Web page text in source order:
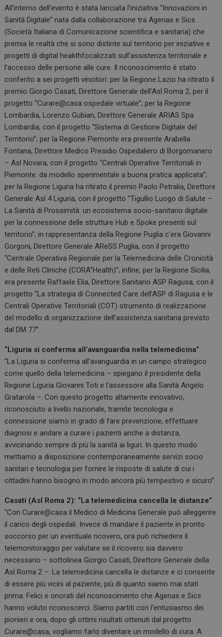
All’interno dell’evento è stata lanciata l’iniziativa “Innovazioni in
Sanità Digitale” nata dalla collaborazione tra Agenas e Sics
(Società Italiana di Comunicazione scientifica e sanitaria) che
premia le realtà che si sono distinte sul territorio per iniziative e
progetti di digital heakthfocalizzati sull’assistenza territoriale e
l’accesso delle persone alle cure. Il riconoscimento è stato
conferito a sei progetti vincitori: per la Regione Lazio ha ritirato il
premio Giorgio Casati, Direttore Generale dell’Asl Roma 2, per il
progetto “Curare@casa ospedale virtuale”; per la Regione
Lombardia, Lorenzo Gubian, Direttore Generale ARIAS Spa
Lombardia, con il progetto “Sistema di Gestione Digitale del
Territorio”; per la Regione Piemonte era presente Arabella
Fontana, Direttore Medico Presidio Ospedaliero di Borgomanero
– Asl Novara, con il progetto “Centrali Operative Territoriali in
Piemonte: da modello sperimentale a buona pratica applicata”;
per la Regione Liguria ha ritirato il premio Paolo Petralia, Direttore
Generale Asl 4 Liguria, con il progetto “Tigullio Luogo di Salute –
La Sanità di Prossimità: un ecosistema socio-sanitario digitale
per la connessione delle strutture Hub e Spoke presenti sul
territorio”; in rappresentanza della Regione Puglia c’era Giovanni
Gorgoni, Direttore Generale AReSS Puglia, con il progetto
“Centrale Operativa Regionale per la Telemedicina delle Cronicità
e delle Reti Cliniche (CORÄ“Health)”; infine, per la Regione Sicilia,
era presente Raffaele Elia, Direttore Sanitario ASP Ragusa, con il
progetto “La strategia di Connected Care dell’ASP di Ragusa e le
Centrali Operative Territoriali (COT) strumento di realizzazione
del modello di organizzazione dell’assistenza sanitaria previsto
dal DM 77”.
“Liguria si conferma all’avanguardia nella telemedicina”
“La Liguria si conferma all’avanguardia in un campo strategico
come quello della telemedicina – spiegano il presidente della
Regione Liguria Giovanni Toti e l’assessore alla Sanità Angelo
Gratarola –. Con questo progetto altamente innovativo,
riconosciuto a livello nazionale, tramite tecnologia e
connessione siamo in grado di fare prevenzione, effettuare
diagnosi e andare a curare i pazienti anche a distanza,
avvicinando sempre di più la sanità ai liguri. In questo modo
mettiamo a disposizione contemporaneamente servizi socio
sanitari e tecnologia per fornire le risposte di salute di cui i
cittadini hanno bisogno in modo ancora più tempestivo e sicuro”.
Casati (Asl Roma 2): “La telemedicina cancella le distanze”
“Con Curare@casa il Medico di Medicina Generale può alleggerire
il carico degli ospedali. Invece di mandare il paziente in pronto
soccorso per un eventuale ricovero, ora può richiedere il
telemonitoraggio per valutare se il ricovero sia davvero
necessario – sottolinea Giorgio Casati, Direttore Generale della
Asl Roma 2 –. La telemedicina cancella le distanze e ci consente
di essere più vicini al paziente, più di quanto siamo mai stati
prima. Felici e onorati del riconoscimento che Agenas e Sics
hanno voluto riconoscerci. Siamo partiti con l’entusiasmo dei
pionieri e ora, dopo gli ottimi risultati ottenuti dal progetto
Curare@casa, vogliamo farlo diventare un modello di cura. A